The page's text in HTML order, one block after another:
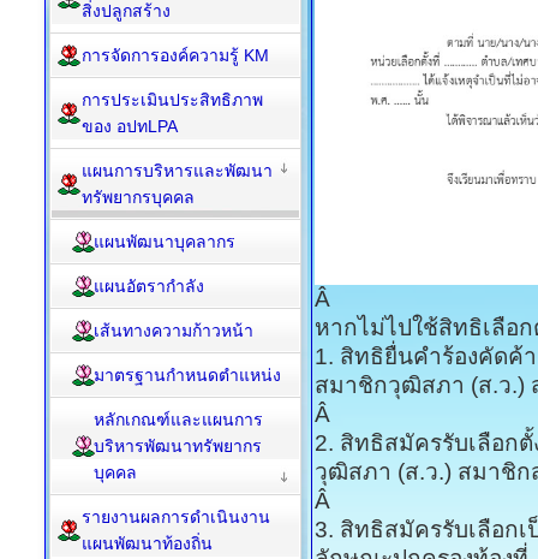
Â
หากไม่ไปใช้สิทธิเลือก
1. สิทธิยื่นคำร้องคัดค้
สมาชิกวุฒิสภา (ส.ว.)
Â
2. สิทธิสมัครรับเลือก
วุฒิสภา (ส.ว.) สมาชิก
Â
3. สิทธิสมัครรับเลือก
สิ่งปลูกสร้าง
การจัดการองค์ความรู้ KM
การประเมินประสิทธิภาพ
ของ อปทLPA
แผนการบริหารและพัฒนา
ทรัพยากรบุคคล
แผนพัฒนาบุคลากร
แผนอัตรากำลัง
เส้นทางความก้าวหน้า
มาตรฐานกำหนดตำแหน่ง
หลักเกณฑ์และแผนการ
บริหารพัฒนาทรัพยากร
บุคคล
รายงานผลการดำเนินงาน
แผนพัฒนาท้องถิ่น